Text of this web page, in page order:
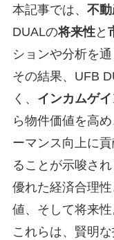
本記事では、 不
DUALの将来性と
ションや分析を
その結果、UFB
く、 インカムゲ
ら物件価値を高
ーマンス向上に貢
ることが示唆され
優れた経済合理
値、そして将来性
これらは、賢明